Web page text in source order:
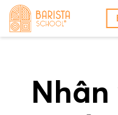
Skip
content
Nhân